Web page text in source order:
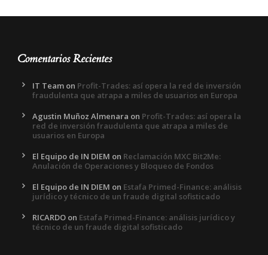
Comentarios Recientes
IT Team on Profit-Trades: así opera la red de inversión
fraudulenta que atrapa a miles de usuarios en Europa
Agustin Muñoz Almenara on Profit-Trades: así opera la
red de inversión fraudulenta que atrapa a miles de
usuarios en Europa
El Equipo de IN DIEM on Reclamación MXC Bit2Me:
Anulación de Operaciones y Bloqueo de Fondos
El Equipo de IN DIEM on Estafa Primed-Finance: análisis
jurídico y técnico de un fraude digital sofisticado
RICARDO on Estafa Primed-Finance: análisis jurídico y
técnico de un fraude digital sofisticado